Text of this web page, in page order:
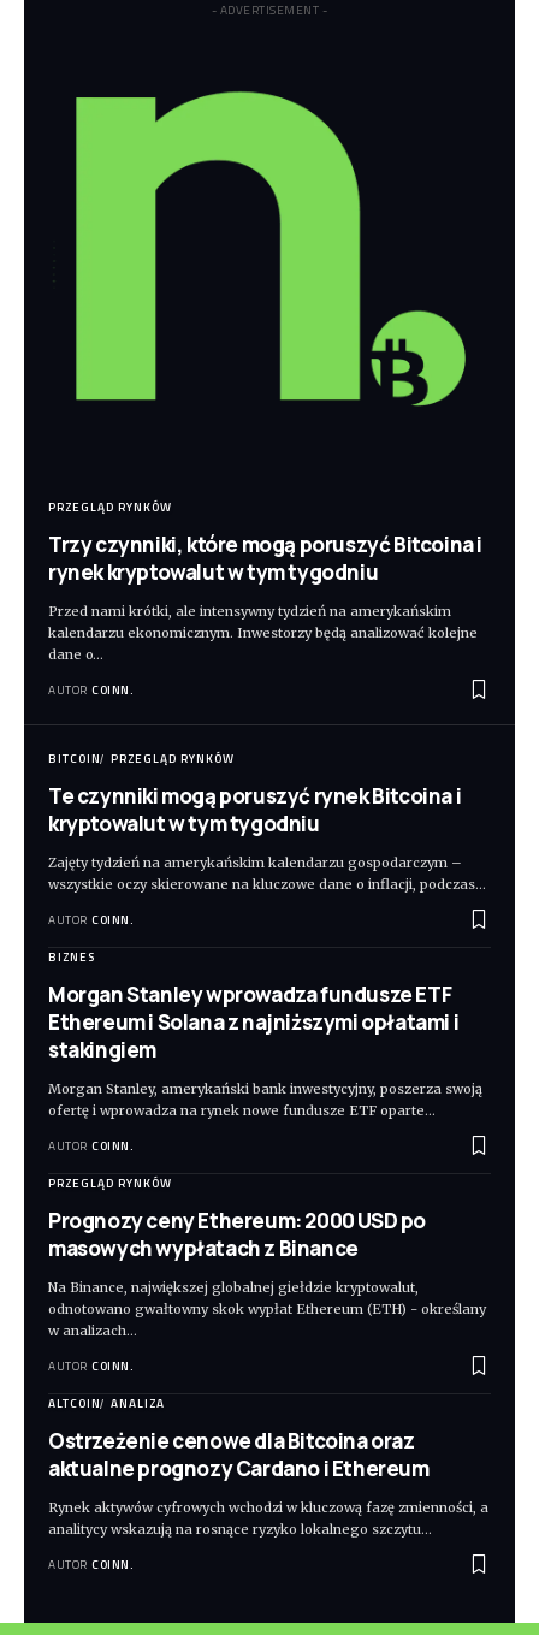
- ADVERTISEMENT -
PRZEGLĄD RYNKÓW
Trzy czynniki, które mogą poruszyć Bitcoina i
rynek kryptowalut w tym tygodniu
Przed nami krótki, ale intensywny tydzień na amerykańskim
kalendarzu ekonomicznym. Inwestorzy będą analizować kolejne
dane o…
AUTOR COINN.
BITCOIN PRZEGLĄD RYNKÓW
Te czynniki mogą poruszyć rynek Bitcoina i
kryptowalut w tym tygodniu
Zajęty tydzień na amerykańskim kalendarzu gospodarczym –
wszystkie oczy skierowane na kluczowe dane o inflacji, podczas…
AUTOR COINN.
BIZNES
Morgan Stanley wprowadza fundusze ETF
Ethereum i Solana z najniższymi opłatami i
stakingiem
Morgan Stanley, amerykański bank inwestycyjny, poszerza swoją
ofertę i wprowadza na rynek nowe fundusze ETF oparte…
AUTOR COINN.
PRZEGLĄD RYNKÓW
Prognozy ceny Ethereum: 2000 USD po
masowych wypłatach z Binance
Na Binance, największej globalnej giełdzie kryptowalut,
odnotowano gwałtowny skok wypłat Ethereum (ETH) - określany
w analizach…
AUTOR COINN.
ALTCOIN ANALIZA
Ostrzeżenie cenowe dla Bitcoina oraz
aktualne prognozy Cardano i Ethereum
Rynek aktywów cyfrowych wchodzi w kluczową fazę zmienności, a
analitycy wskazują na rosnące ryzyko lokalnego szczytu…
AUTOR COINN.